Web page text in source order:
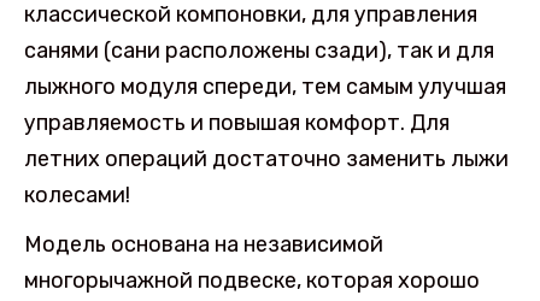
классической компоновки, для управления
санями (сани расположены сзади), так и для
лыжного модуля спереди, тем самым улучшая
управляемость и повышая комфорт. Для
летних операций достаточно заменить лыжи
колесами!
Модель основана на независимой
многорычажной подвеске, которая хорошо